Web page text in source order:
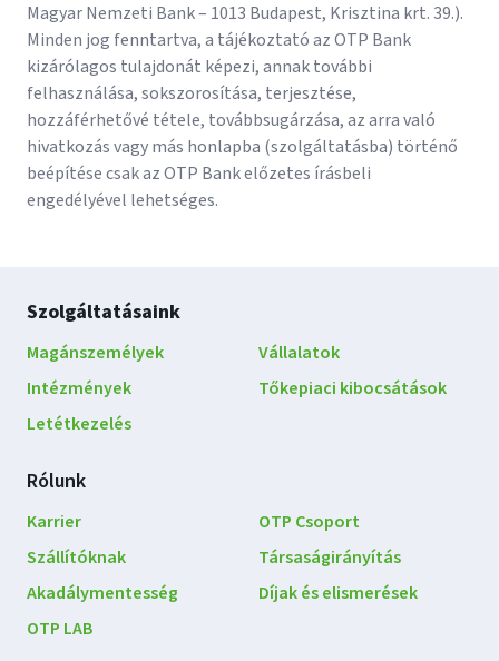
Magyar Nemzeti Bank – 1013 Budapest, Krisztina krt. 39.).
Minden jog fenntartva, a tájékoztató az OTP Bank
kizárólagos tulajdonát képezi, annak további
felhasználása, sokszorosítása, terjesztése,
hozzáférhetővé tétele, továbbsugárzása, az arra való
hivatkozás vagy más honlapba (szolgáltatásba) történő
beépítése csak az OTP Bank előzetes írásbeli
engedélyével lehetséges.
Lábléc
navigáció
Szolgáltatásaink
Magánszemélyek
Vállalatok
Intézmények
Tőkepiaci kibocsátások
Letétkezelés
Rólunk
Karrier
Szállítóknak
Akadálymentesség
OTP LAB
OTP Csoport
Társaságirányítás
Díjak és elismerések